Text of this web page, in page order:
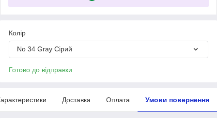
Колір
No 34 Gray Сірий
Готово до відправки
Доставка Оплата Умови повернення